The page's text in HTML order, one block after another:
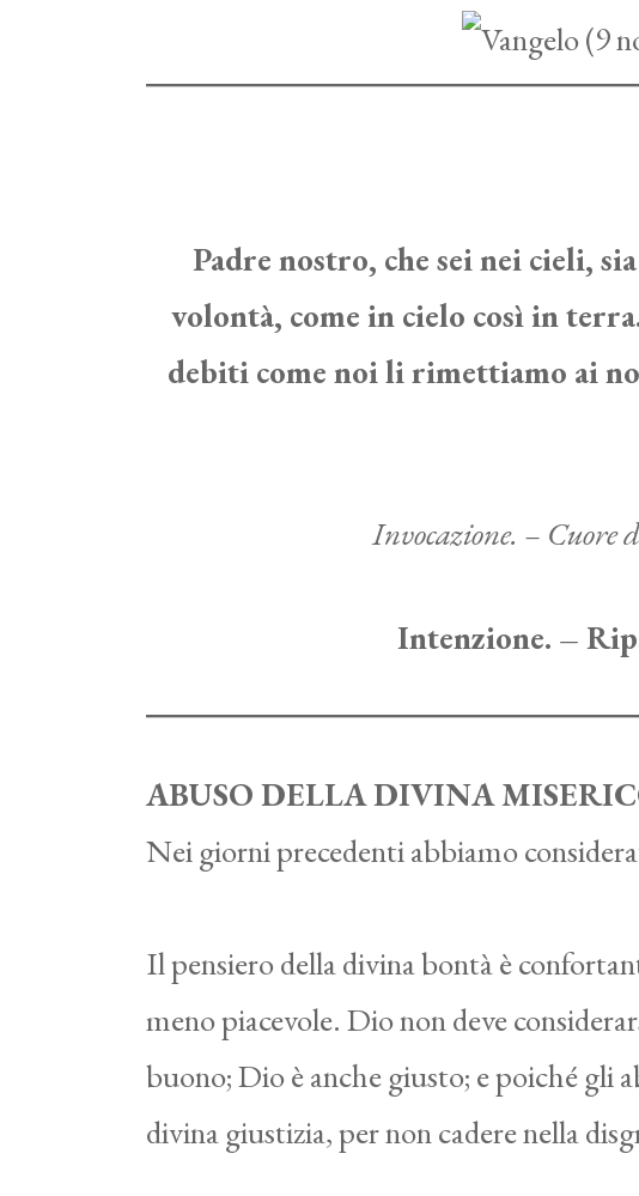
Padre nostro, che sei nei cieli,
volontà, come in cielo così in
debiti come noi li rimettiamo ai
Invocazione. –
Intenzione. –
ABUSO DELLA DIVINA
Nei giorni precedenti abbiamo
Il pensiero della divina bontà è
meno piacevole. Dio non deve
buono; Dio è anche giusto; e poiché gli
divina giustizia, per non cadere nella